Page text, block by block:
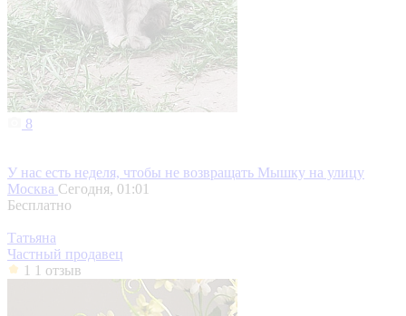
8
У нас есть неделя, чтобы не возвращать Мышку на улицу
Москва Сегодня, 01:01
Бесплатно
Татьяна
Частный продавец
1 1 отзыв